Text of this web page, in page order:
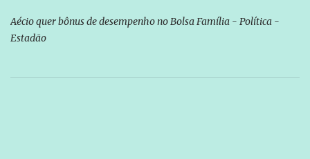
Aécio quer bônus de desempenho no Bolsa Família - Política -
Estadão